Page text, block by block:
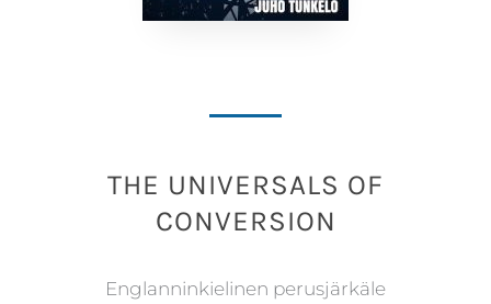
THE UNIVERSALS OF
CONVERSION
Englanninkielinen perusjärkäle